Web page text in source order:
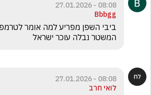
08:08 - 27.01.2026
Bbbgg
המשטר נבלה עוכר ישראל
08:08 - 27.01.2026
לואי חרב